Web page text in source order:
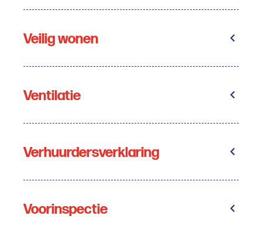
Veilig wonen
Ventilatie
Verhuurdersverklaring
Voorinspectie